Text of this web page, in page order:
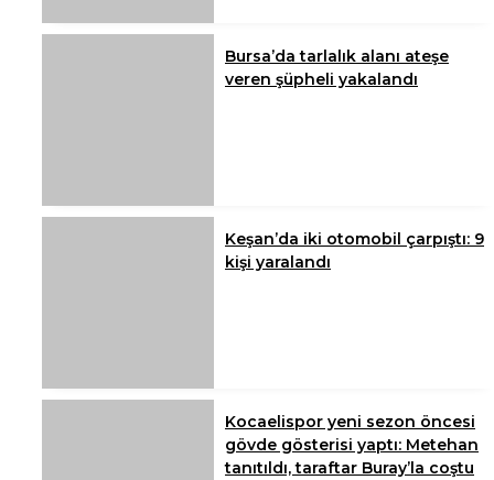
Bursa’da tarlalık alanı ateşe
veren şüpheli yakalandı
Keşan’da iki otomobil çarpıştı: 9
kişi yaralandı
Kocaelispor yeni sezon öncesi
gövde gösterisi yaptı: Metehan
tanıtıldı, taraftar Buray’la coştu